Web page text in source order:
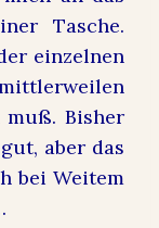
Tasche.
einzelnen
Bisher
aber das
bei Weitem